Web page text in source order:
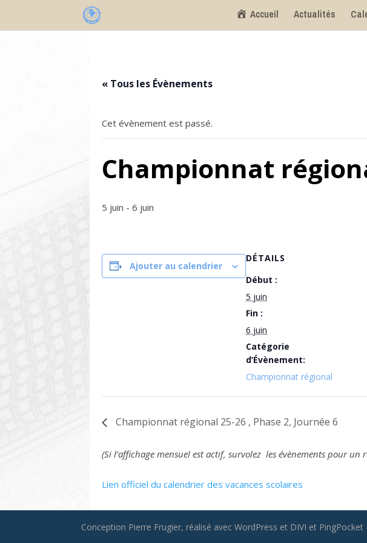
Accueil Actualités
« Tous les Évènements
Cet évènement est passé.
Championnat
5 juin - 6 juin
Ajouter au calendrier
DÉTAILS
Début :
5 juin
Fin :
6 juin
Catégorie
d’Évènement:
Championnat régional
Championnat régional 25-26 , Phase 2, Journée 6
(Si l’affichage mensuel est actif, survolez les évènements pour
Lien officiel du calendrier des vacances scolaires
Conception Pierre Frugier, réalisé avec WordPress et DIVI et